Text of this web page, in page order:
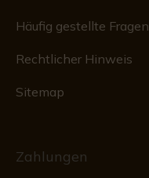
Häufig gestellte Fragen
Rechtlicher Hinweis
Sitemap
Zahlungen